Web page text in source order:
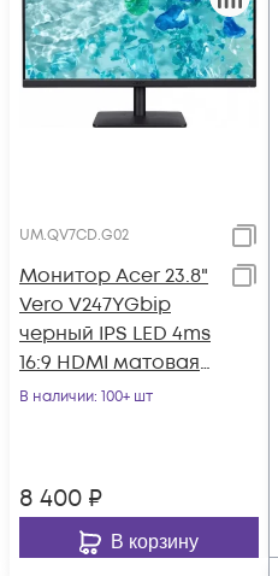
UM.QV7CD.G02
Монитор Acer 23.8"
Vero V247YGbip
черный IPS LED 4ms
16:9 HDMI матовая
250cd 178гр/178гр
В наличии: 100+ шт
8 400 ₽
В корзину